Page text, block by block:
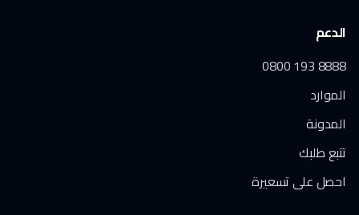
الدعم
0800 193 8888
الموارد
المدونة
تتبع طلبك
احصل على تسعيرة